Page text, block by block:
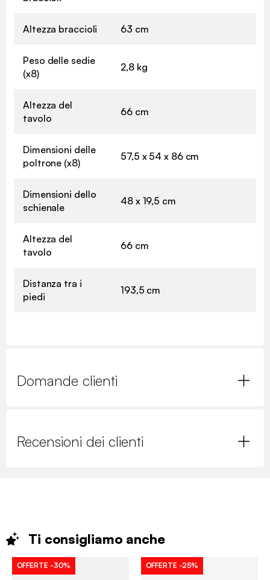
Altezza braccioli 63 cm
Peso delle sedie
(x8)
2,8 kg
Altezza del
tavolo
66 cm
Dimensioni delle
poltrone (x8)
57,5 x 54 x 86 cm
Dimensioni dello
schienale
48 x 19,5 cm
Altezza del
tavolo
66 cm
Distanza tra i
piedi
193,5 cm
Domande clienti
Recensioni dei clienti
Ti consigliamo anche
OFFERTE -30% OFFERTE -25%